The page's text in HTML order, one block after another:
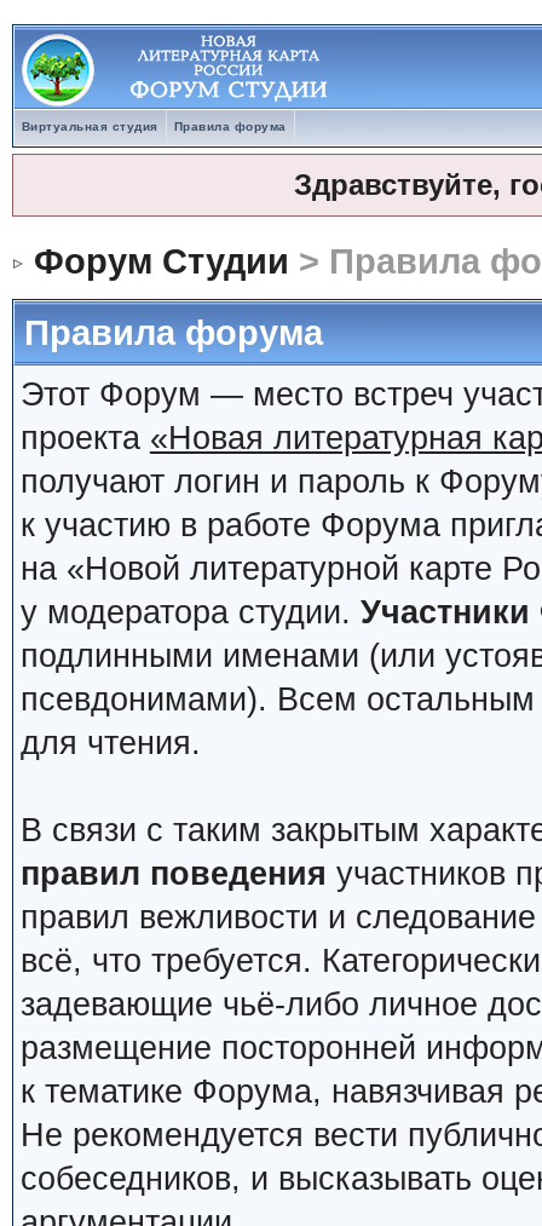
Виртуальная студия Правила форума
Здравствуйте,
Форум Студии > Правила
Правила форума
Этот Форум — место встреч
проекта «Новая литературная
получают логин и пароль к
к участию в работе Форума
на «Новой литературной карте
у модератора студии.
подлинными именами (или
псевдонимами). Всем остальным
для чтения.
В связи с таким закрытым
правил поведения участников
правил вежливости и
всё, что требуется.
задевающие чьё-либо личное
размещение посторонней
к тематике Форума, навязчивая
Не рекомендуется вести
собеседников, и высказывать